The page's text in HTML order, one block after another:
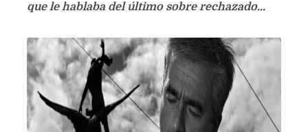
que le hablaba del último sobre rechazado...